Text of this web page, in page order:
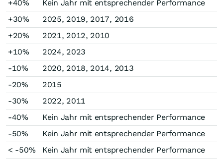
+40%
Kein Jahr mit entsprechender Performance
+30%
2025, 2019, 2017, 2016
+20%
2021, 2012, 2010
+10%
2024, 2023
-10%
2020, 2018, 2014, 2013
-20%
2015
-30%
2022, 2011
-40%
Kein Jahr mit entsprechender Performance
-50%
Kein Jahr mit entsprechender Performance
< -50%
Kein Jahr mit entsprechender Performance